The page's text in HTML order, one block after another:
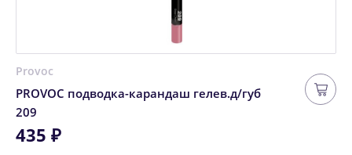
Provoc
PROVOC подводка-карандаш гелев.д/губ
209
435 ₽